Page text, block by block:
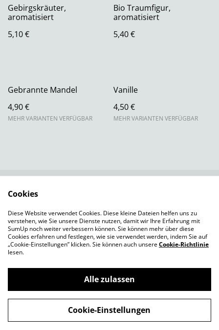
Gebirgskräuter,
aromatisiert
5,10 €
Bio Traumfigur,
aromatisiert
5,40 €
Gebrannte Mandel
4,90 €
MEHR VARIANTEN VERFÜGBAR
Vanille
4,50 €
MEHR VARIANTEN VERFÜGBAR
Cookie-Richtlinie
Versandbedingungen
Impressum
©2026TeeMagazin
powered by
Cookies
Diese Website verwendet Cookies. Diese kleine Dateien helfen uns zu
verstehen, wie Sie unsere Dienste nutzen, damit wir Ihre Erfahrung mit
SumUp noch weiter verbessern können. Sie können mehr über diese
Cookies erfahren und festlegen, wie sie verwendet werden, indem Sie auf
„Cookie-Einstellungen” klicken. Sie können auch unsereCookie-Richtlinie
lesen.
Alle zulassen
Cookie-Einstellungen